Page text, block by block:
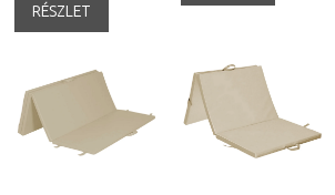
RÉSZLET